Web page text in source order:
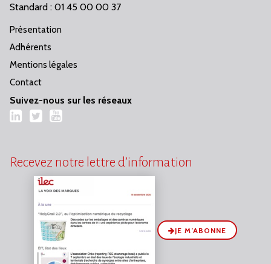
Standard : 01 45 00 00 37
Présentation
Adhérents
Mentions légales
Contact
Suivez-nous sur les réseaux
LinkedIn
TwitterYouTube
Recevez notre lettre d’information
JE M’ABONNE